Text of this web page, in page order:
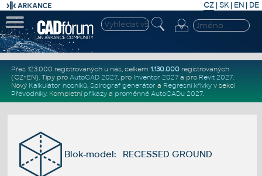
CZ | SK| EN | DE
Přes 123.000 registrovaných u nás, celkem 1.130.000registrovaných
(CZ+EN). Tipy pro AutoCAD 2027, pro Inventor 2027a pro Revit 2027.
Nový Kalkulátor nosníků, Spirograf generátor a Regresní křivkyv sekci
Převodníky. Kompletní příkazya proměnné AutoCADu 2027.
Blok-model: RECESSED GROUND